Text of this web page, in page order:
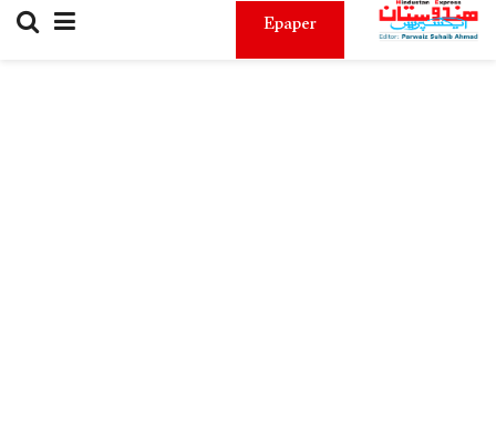
Epaper